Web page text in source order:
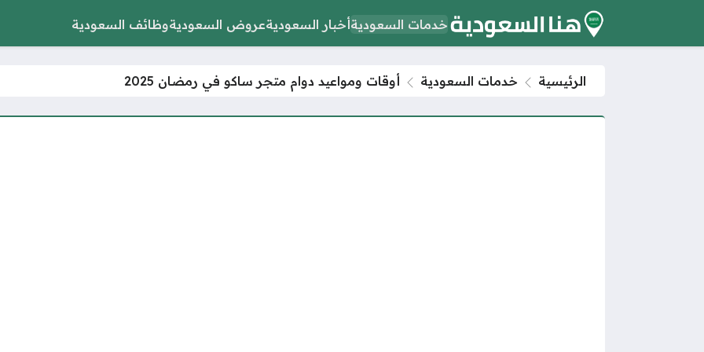
خدمات السعوديةأخبار السعوديةعروض السعوديةوظائف السعودية
الرئيسية خدمات السعودية أوقات ومواعيد دوام متجر ساكو في رمضان 2025